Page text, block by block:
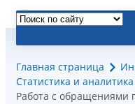
Главная страница
Статистика и аналитика
Работа с обращениями